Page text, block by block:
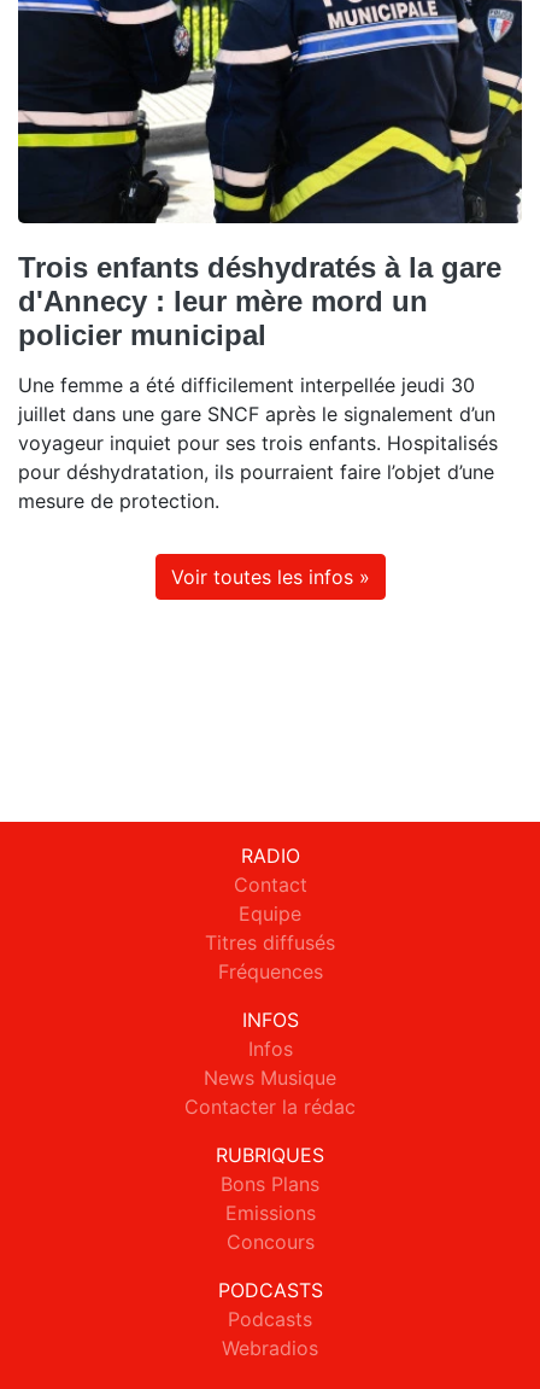
Trois enfants déshydratés à la gare
d'Annecy : leur mère mord un
policier municipal
Une femme a été difficilement interpellée jeudi 30
juillet dans une gare SNCF après le signalement d’un
voyageur inquiet pour ses trois enfants. Hospitalisés
pour déshydratation, ils pourraient faire l’objet d’une
mesure de protection.
Voir toutes les infos »
RADIO
Contact
Equipe
Titres diffusés
Fréquences
INFOS
Infos
News Musique
Contacter la rédac
RUBRIQUES
Bons Plans
Emissions
Concours
PODCASTS
Podcasts
Webradios